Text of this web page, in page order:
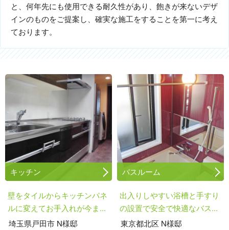
と、何年先にも使用できる耐久性があり、飽きが来ないデザ
インのものをご提案し、確実な施工をすることを第一に考え
ております。
キッチン
壁をタイルからキッチンパネ
ルに変えてお手入れが今ま...
埼玉県戸田市 N様邸
バスルーム
出入りしやすい浴槽と手すり
の設置で安全で快適なバス...
東京都北区 N様邸